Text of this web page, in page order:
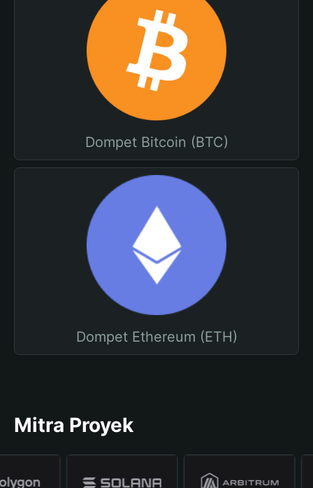
Dompet Bitcoin (BTC)
Dompet Ethereum (ETH)
Mitra Proyek